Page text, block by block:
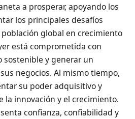
a prosperar, apoyando los
los principales desafíos
global en crecimiento
está comprometida con
sostenible y generar un
negocios. Al mismo tiempo,
su poder adquisitivo y
la innovación y el crecimiento.
confianza, confiabilidad y